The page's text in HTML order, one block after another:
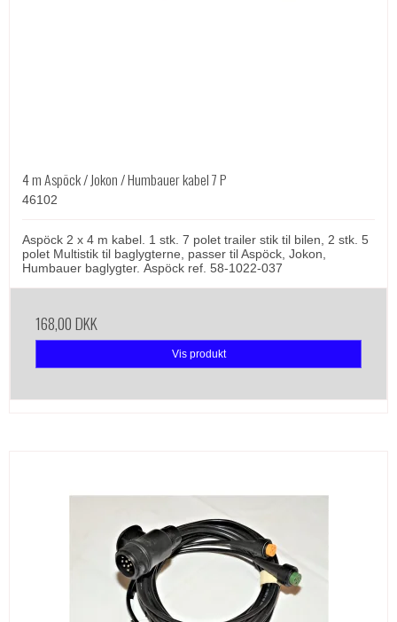
4 m Aspöck / Jokon / Humbauer kabel 7 P
46102
Aspöck 2 x 4 m kabel. 1 stk. 7 polet trailer stik til bilen, 2 stk. 5
polet Multistik til baglygterne, passer til Aspöck, Jokon,
Humbauer baglygter. Aspöck ref. 58-1022-037
168,00 DKK
Vis produkt